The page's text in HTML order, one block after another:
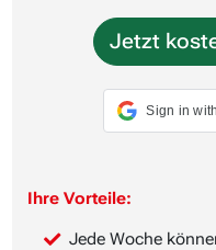
Jetzt
Sign in
Ihre Vorteile:
Jede Woche